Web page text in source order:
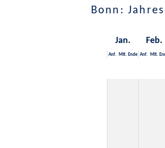
Bonn:
Jan. Feb.
Anf. Mit. Ende Anf. Mit.